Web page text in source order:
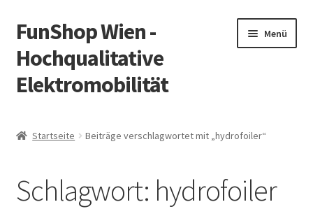
Zur
Navigation
springen
Zum
Inhalt
springen
FunShop Wien -
Hochqualitative
Elektromobilität
Menü
Vorsicht Internetbetrug
Startseite Beiträge verschlagwortet mit „hydrofoiler“
Schlagwort: hydrofoiler